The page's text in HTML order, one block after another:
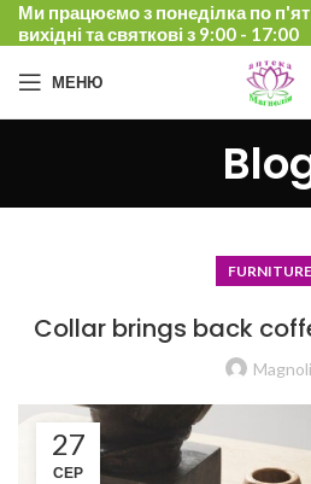
Ми працюємо з понеділка по
вихідні та святкові з 9:00 - 17:00
МЕНЮ
FURNITURE
Collar brings back
27
СЕР